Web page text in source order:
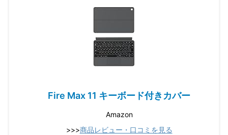
Fire Max 11 キーボード付きカバー
Amazon
>>>商品レビュー・口コミを見る